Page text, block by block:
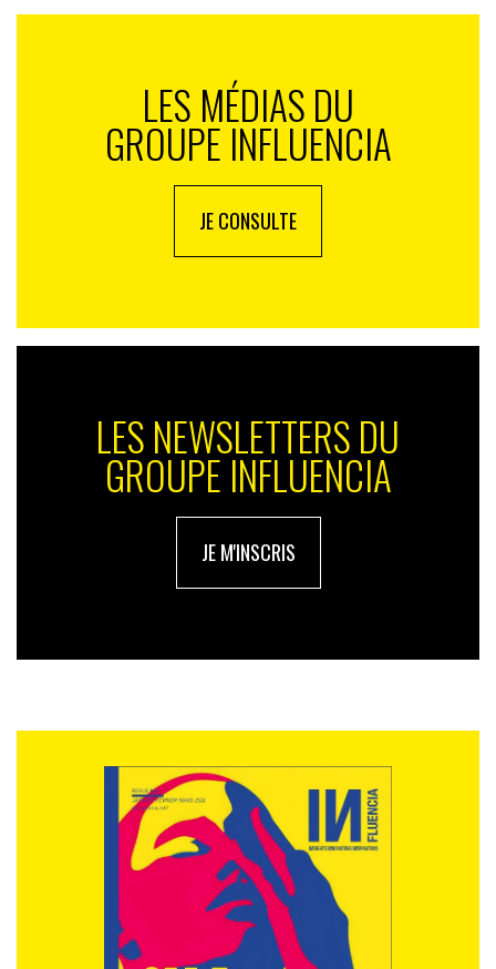
LES MÉDIAS DU
GROUPE INFLUENCIA
JE CONSULTE
LES NEWSLETTERS DU
GROUPE INFLUENCIA
JE M'INSCRIS